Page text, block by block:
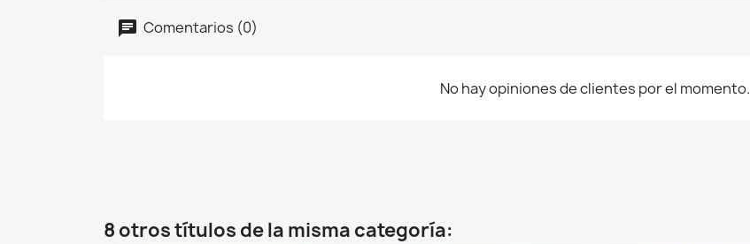
Comentarios (0)
No hay opiniones de clientes por el momento.
8 otros títulos de la misma categoría: